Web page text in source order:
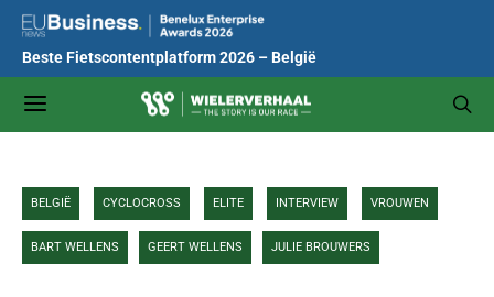
Beste Fietscontentplatform 2026 – België
BELGIË CYCLOCROSS ELITE INTERVIEW VROUWEN
BART WELLENS GEERT WELLENS JULIE BROUWERS